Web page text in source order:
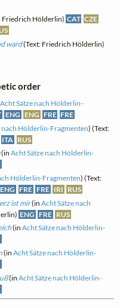
Friedrich Hölderlin) CAT CZE
ward(Text: Friedrich Hölderlin)
order
Acht Sätze nach Hölderlin-
ENG ENG FRE FRE
nach Hölderlin-Fragmenten) (Text:
ITA RUS
(inAcht Sätze nach Hölderlin-
Hölderlin-Fragmenten) (Text:
ENG FRE FRE IRI RUS
ist mir(inAcht Sätze nach
ENG FRE RUS
(inAcht Sätze nach Hölderlin-
(inAcht Sätze nach Hölderlin-
(inAcht Sätze nach Hölderlin-